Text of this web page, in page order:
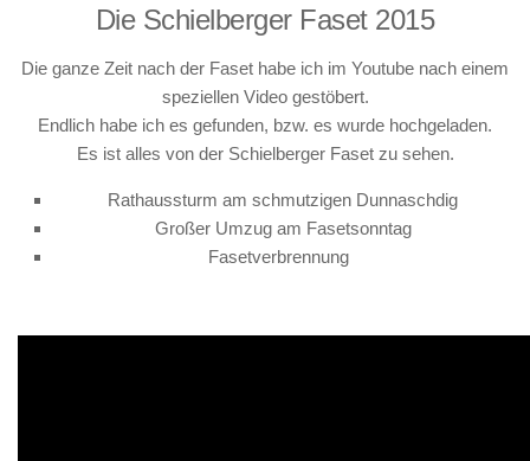
Die Schielberger Faset 2015
Die ganze Zeit nach der Faset habe ich im Youtube nach einem
speziellen Video gestöbert.
Endlich habe ich es gefunden, bzw. es wurde hochgeladen.
Es ist alles von der Schielberger Faset zu sehen.
Rathaussturm am schmutzigen Dunnaschdig
Großer Umzug am Fasetsonntag
Fasetverbrennung